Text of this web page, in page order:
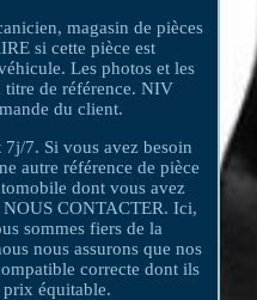
magasin de pièces
si cette pièce est
Les photos et les
titre de référence. NIV
du client.
7. Si vous avez besoin
autre référence de pièce
dont vous avez
CONTACTER. Ici,
sommes fiers de la
nous assurons que nos
correcte dont ils
équitable.